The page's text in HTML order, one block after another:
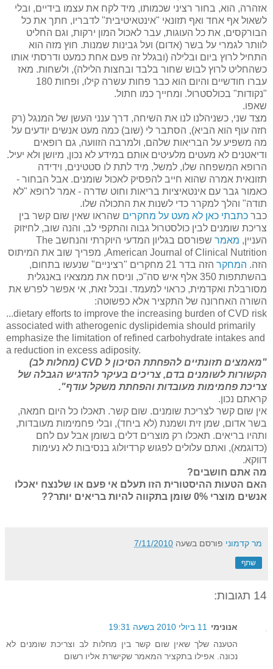
אזהרה, הוא, בחור רציני שכמותו, מיד לקח את עצמו בידיים, ובלי
לשאול אף אחד ואף תזונאי "אינטאיטיבית" לדבריו, חתך את כל
הבורקסים, את כל העוגות, עבר לאכול המון ירקות, וגם החליט
לוותר לגמרי על בשר (אדום) ועל גבינות שמנות. חוץ מזה הוא
התחיל לרוץ ביום ובלילה (ובגלל זה פעם אחת כמעט ודרסתי אותו
כשהחליט לרוץ לבוש שחור בלבד ובחצות הלילה), ולשחות. מאז
עברו חודשיים והיום הוא כבר פחות עשרה קילו, ופחות 180
"נקודות" בכולסטרול. ומחייך כמו חתול.
שאפו.
מצד שני, כשניהלנו לנו את השיחה, דרך ענני העשן של המנגל (רק
חזה עוף הוא הביא), הסתבר לי (שוב) כמה מעט אנשים יודעים על
מה משפיע על הבריאות שלהם, ולמרבה הזוועה, גם רופאים
ודיאטנים לא מעטים מלעיטים אותם במידע לא נכון, מיושן ולא יעיל.
הרופא המשפחה שלו, למשל, מיד לתת לו סטטינים, וידידה
תזונאית אמרה שהוא חייב להפסיק לאכול שומנים. אבל הבחור -
כאמור גבר עם אינטאיציות בריאות וחוט שדרה - אמר לרופא "לא
תודה" והלך למקרר כדי לשנות את התכולה שלו.
כבר כתבתי כאן לא מעט על מחקרים שהראו שאין שום קשר בין
צריכת שומנים לבין כולסטרול גבוה והתקפי לב, והנה שוב, לחיזוק
העניין, מאמר
שפורסם בגליון המדעי היוקרתי והנחשב The
American Journal of Clinical Nutrition, מפריך שוב את המיתוס
הזה. המחקר
הזה בדר 21 מחקרים "רציניים" שנעשו בתחום,
בהשתתפות 350 אלף איש סה"כ, וניסח את ממצאיו באנגלית
מסורבלת ואקדמית, כראוי למעמד. ובכל זאת, אי אפשר לפרש את
השורה האחרונה של התקציר אלא כפשוטה:
...dietary efforts to improve the increasing burden of CVD risk
associated with atherogenic dyslipidemia should primarily
emphasize the limitation of refined carbohydrate intakes and
a reduction in excess adiposity.
"מאמצים תזונתיים להפחתת הסיכון ל CVD (מחלות לב)
הקשורות לשומנים בדם, צריכים בעיקר להדגיש הגבלה של
צריכת פחמימות מעובדות והפחתת משקל עודף".
קראתם נכון.
אין שום קשר לצריכת שומנים. שום קשר. תאכלו כל היום חמאה,
בשר אדום, שמן זית ושמנת (לא ביחד), ובלי פחמימות מעובדות,
ותהיו בריאים. תאכלו רק מוצרים דלים בשומן אבל עם לחם
(כדוגמא), ואתם עלולים לפגוש קרדיולוג בנסיבות לא נעימות
דווקא.
מה אתם חושבים?
האם הטעות ההיסטורית הזו תעלם אי פעם או שלנצח יאכלו
אנשים מוצרי 0% שומן בתקווה להיות בריאים יותר??
מר קדמוני פורסם בשעה 7/11/2010
שתף
14 תגובות:
אנונימי
11 ביולי 2010 בשעה 19:31
הטענה שלך שאין שום קשר בין מחלות לב וצריכת שומנים לא
נכונה. אפילו בתקציר המאמר שקישרת אליו רשום